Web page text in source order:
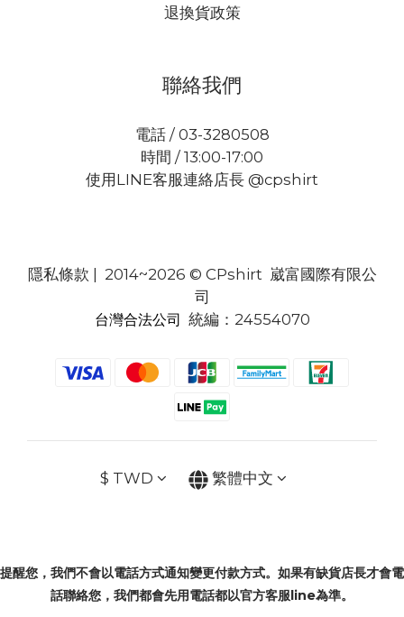
退換貨政策
聯絡我們
電話 / 03-3280508
時間 / 13:00-17:00
使用LINE客服連絡店長 @cpshirt
隱私條款 | 2014~2026 © CPshirt 崴富國際有限公
司
台灣合法公司 統編：24554070
$ TWD 繁體中文
提醒您，我們不會以電話方式通知變更付款方式。如果有缺貨店長才會電
話聯絡您，我們都會先用電話都以官方客服line為準。